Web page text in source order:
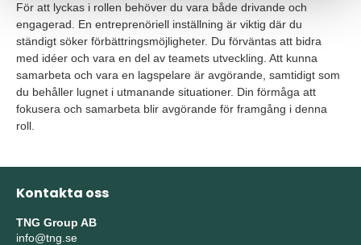
För att lyckas i rollen behöver du vara både drivande och
engagerad. En entreprenöriell inställning är viktig där du
ständigt söker förbättringsmöjligheter. Du förväntas att bidra
med idéer och vara en del av teamets utveckling. Att kunna
samarbeta och vara en lagspelare är avgörande, samtidigt som
du behåller lugnet i utmanande situationer. Din förmåga att
fokusera och samarbeta blir avgörande för framgång i denna
roll.
Kontakta oss
TNG Group AB
info@tng.se